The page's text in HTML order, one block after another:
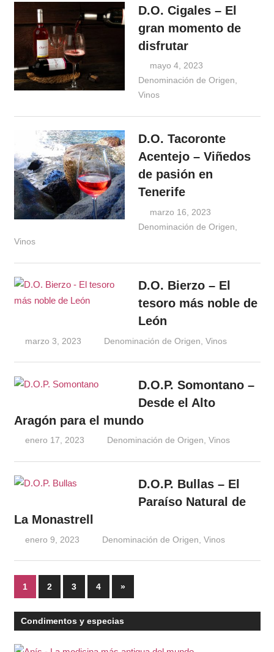
D.O. Cigales – El
gran momento de
disfrutar
mayo 4, 2023
Denominación de Origen,
Vinos
D.O. Tacoronte
Acentejo – Viñedos
de pasión en
Tenerife
marzo 16, 2023
Windrose
Denominación de Origen
Vinos
D.O. Bierzo – El
tesoro más noble de
León
marzo 3, 2023 Windrose
Denominación de Origen ,Vinos
D.O.P. Somontano –
Desde el Alto
Aragón para el mundo
enero 17, 2023 Windrose
Denominación de Origen,Vinos
D.O.P. Bullas – El
Paraíso Natural de
La Monastrell
enero 9, 2023 Windrose
Denominación de Origen ,Vinos
Paginación
de
entradas
1 2 3 4
Entradas
siguientes
»
Condimentos y especias